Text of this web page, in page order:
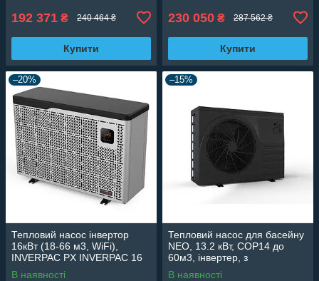
192 371 ₴ 240 464 ₴
Купити
230 050 ₴ 287 562 ₴
Купити
–20%
Тепловий насос інвертор
16кВт (18-66 м3, WiFi),
INVERPAC PX INVERPAC 16
В наявності
–15%
Тепловий насос для басейну
NEO, 13.2 кВт, СОР14 до
60м3, інвертер, з
охолодженням, WI-FI
В наявності